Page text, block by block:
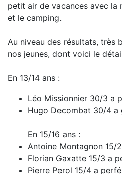
petit air de vacances avec la
et le camping.
Au niveau des résultats, très
nos jeunes, dont voici le
En 13/14 ans :
Léo Missionnier 30/3 a
Hugo Decombat 30/4 a
En 15/16 ans :
Antoine Montagnon 15/
Florian Gaxatte 15/3 a
Pierre Perol 15/4 a